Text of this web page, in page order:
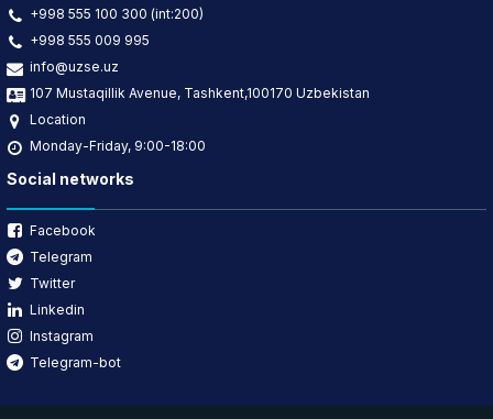
+998 555 100 300 (int:200)
+998 555 009 995
info@uzse.uz
107 Mustaqillik Avenue, Tashkent,100170 Uzbekistan
Location
Monday-Friday, 9:00-18:00
Social networks
Facebook
Telegram
Twitter
Linkedin
Instagram
Telegram-bot